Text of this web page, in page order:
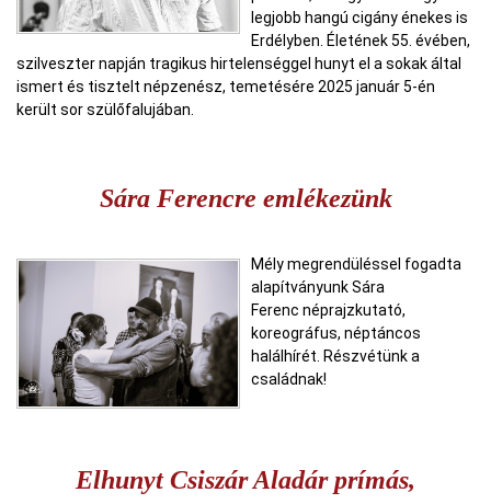
legjobb hangú cigány énekes is
Erdélyben. Életének 55. évében,
szilveszter napján tragikus hirtelenséggel hunyt el a sokak által
ismert és tisztelt népzenész, temetésére 2025 január 5-én
került sor szülőfalujában.
Sára Ferencre emlékezünk
Mély megrendüléssel fogadta
alapítványunk Sára
Ferenc néprajzkutató,
koreográfus, néptáncos
halálhírét. Részvétünk a
családnak!
Elhunyt Csiszár Aladár prímás,